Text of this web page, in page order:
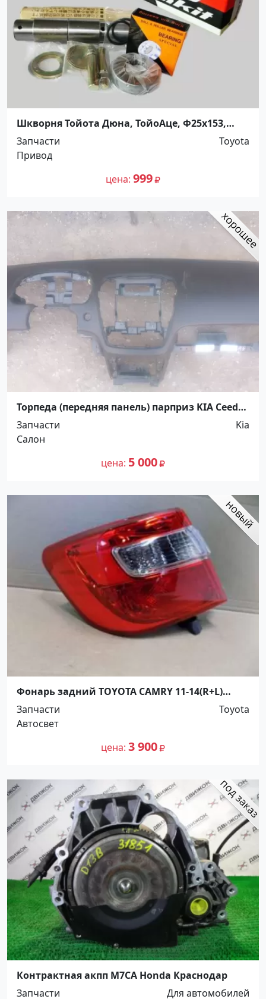
Шкворня Тойота Дюна, ТойоАце, Ф25х153,
King Pin Kit Краснодар
Запчасти
Toyota
Привод
цена 999
Торпеда (передняя панель) парприз KIA Ceed
2010-2012 Краснодар
Запчасти
Kia
Салон
цена 5 000
Фонарь задний TOYOTA CAMRY 11-14(R+L)
Краснодар
Запчасти
Toyota
Автосвет
цена 3 900
Контрактная акпп M7CA Honda Краснодар
Запчасти
Для автомобилей